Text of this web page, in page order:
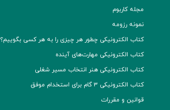
مجله کاربوم
نمونه رزومه
کتاب الکترونیکی چطور هر چیزی را به هر کسی بگوییم؟
کتاب الکترونیکی مهارت‌های آینده
کتاب الکترونیکی هنر انتخاب مسیر شغلی
کتاب الکترونیکی ۳ گام برای استخدام موفق
قوانین و مقررات